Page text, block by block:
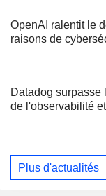
OpenAI ralentit le
raisons de
Datadog surpasse
de l'observabilité
Plus d'actualités